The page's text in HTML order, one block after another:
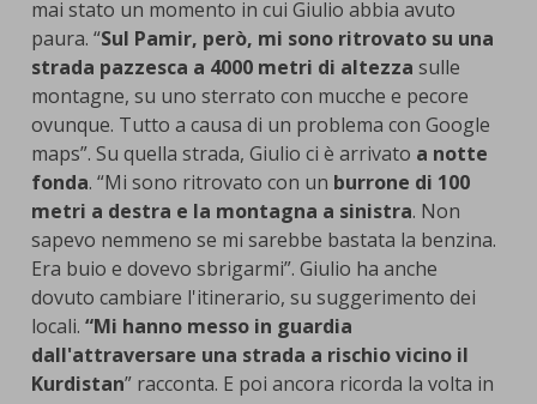
mai stato un momento in cui Giulio abbia avuto
paura. “Sul Pamir, però, mi sono ritrovato su una
strada pazzesca a 4000 metri di altezza sulle
montagne, su uno sterrato con mucche e pecore
ovunque. Tutto a causa di un problema con Google
maps”. Su quella strada, Giulio ci è arrivato a notte
fonda. “Mi sono ritrovato con un burrone di 100
metri a destra e la montagna a sinistra. Non
sapevo nemmeno se mi sarebbe bastata la benzina.
Era buio e dovevo sbrigarmi”. Giulio ha anche
dovuto cambiare l'itinerario, su suggerimento dei
locali. “Mi hanno messo in guardia
dall'attraversare una strada a rischio vicino il
Kurdistan” racconta. E poi ancora ricorda la volta in